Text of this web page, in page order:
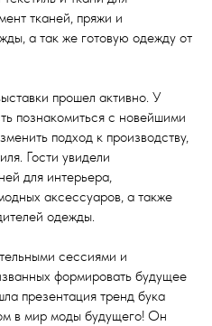
тканей, пряжи и
а так же готовую одежду от
прошел активно. У
познакомиться с новейшими
подход к производству,
Гости увидели
для интерьера,
аксессуаров, а также
одежды.
сессиями и
формировать будущее
презентация тренд бука
в мир моды будущего! Он